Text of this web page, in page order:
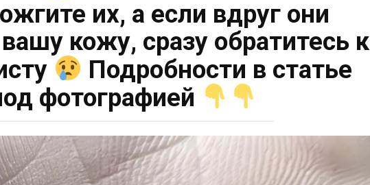
их, а если вдруг они
кожу, сразу обратитесь к
Подробности в статье
фотографией